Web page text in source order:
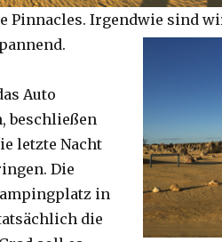
Pinnacles. Irgendwie sind
Auto
beschließen
letzte Nacht
Die
in
die